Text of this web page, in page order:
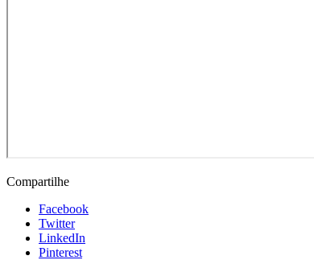
Compartilhe
Facebook
Twitter
LinkedIn
Pinterest